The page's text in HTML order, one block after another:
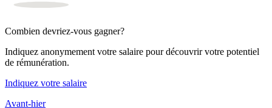
Combien devriez-vous gagner?
Indiquez anonymement votre salaire pour découvrir votre potentiel
de rémunération.
Indiquez votre salaire
Avant-hier